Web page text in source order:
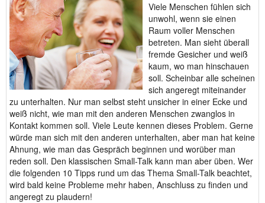
Viele Menschen fühlen sich
unwohl, wenn sie einen
Raum voller Menschen
betreten. Man sieht überall
fremde Gesicher und weiß
kaum, wo man hinschauen
soll. Scheinbar alle scheinen
sich angeregt miteinander
zu unterhalten. Nur man selbst steht unsicher in einer Ecke und
weiß nicht, wie man mit den anderen Menschen zwanglos in
Kontakt kommen soll. Viele Leute kennen dieses Problem. Gerne
würde man sich mit den anderen unterhalten, aber man hat keine
Ahnung, wie man das Gespräch beginnen und worüber man
reden soll. Den klassischen Small-Talk kann man aber üben. Wer
die folgenden 10 Tipps rund um das Thema Small-Talk beachtet,
wird bald keine Probleme mehr haben, Anschluss zu finden und
angeregt zu plaudern!